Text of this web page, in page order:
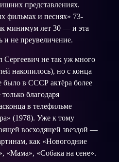
представлениях.
фильмах и песнях» 73-
минимум лет 30 — и эта
и не преувеличение.
не так уж много
накопилось), но с конца
было в СССР актёра более
благодаря
в телефильме
(1978). Уже к тому
восходящей звездой —
как «Новогодние
«Собака на сене».